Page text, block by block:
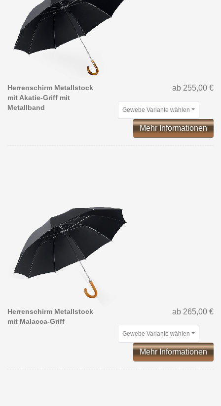
Herrenschirm Metallstock
mit Akatie-Griff mit
Metallband
ab 255,00 €
Gewebe Variante wählen
Mehr Informationen
Herrenschirm Metallstock
mit Malacca-Griff
ab 265,00 €
Gewebe Variante wählen
Mehr Informationen